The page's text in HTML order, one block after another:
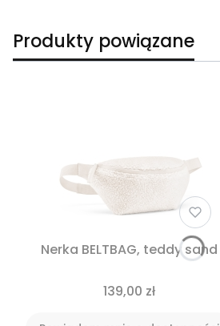
Produkty powiązane
Nerka BELTBAG, teddy sand
139,00 zł